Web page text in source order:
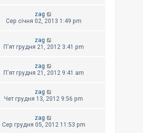
zag
Сер січня 02, 2013 1:49 pm
zag
П'ят грудня 21, 2012 3:41 pm
zag
П'ят грудня 21, 2012 9:41 am
zag
Чет грудня 13, 2012 9:56 pm
zag
Сер грудня 05, 2012 11:53 pm